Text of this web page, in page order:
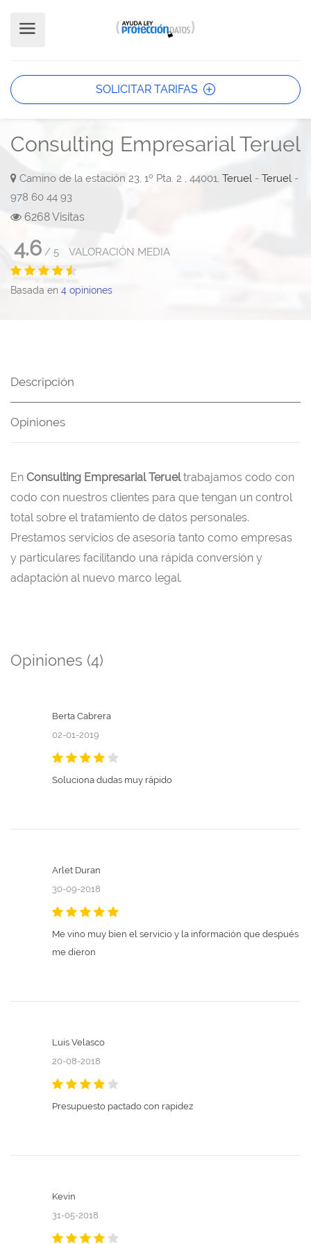
SOLICITAR TARIFAS
Consulting Empresarial Teruel
Camino de la estación 23, 1º Pta. 2 , 44001, Teruel - Teruel -
978 60 44 93
6268 Visitas
4.6 / 5 VALORACIÓN MEDIA
Basada en 4 opiniones
Descripción
Opiniones
En Consulting Empresarial Terueltrabajamos codo con
codo con nuestros clientes para que tengan un control
total sobre el tratamiento de datos personales.
Prestamos servicios de asesoría tanto como empresas
y particulares facilitando una rápida conversión y
adaptación al nuevo marco legal.
Opiniones (4)
Berta Cabrera
02-01-2019
Soluciona dudas muy rápido
Arlet Duran
30-09-2018
Me vino muy bien el servicio y la información que después
me dieron
Luis Velasco
20-08-2018
Presupuesto pactado con rapidez
Kevin
31-05-2018